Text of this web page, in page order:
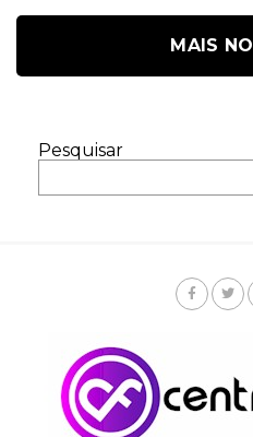
MAIS
Pesquisar